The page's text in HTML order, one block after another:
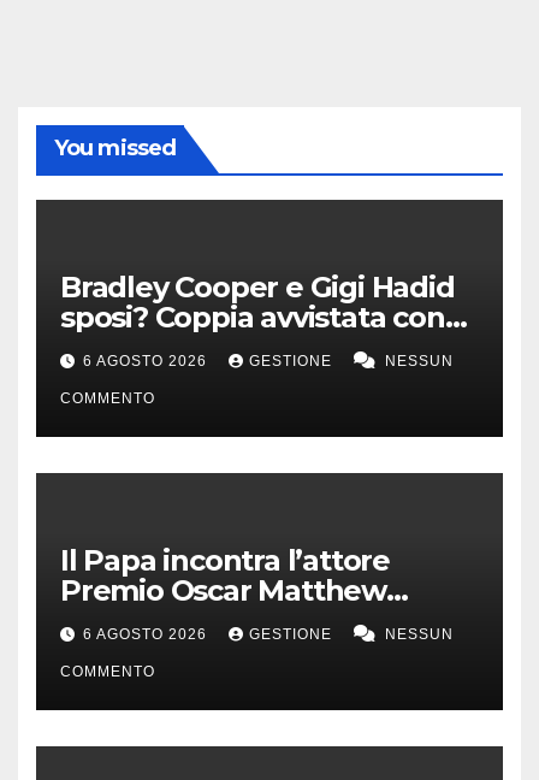
You missed
Bradley Cooper e Gigi Hadid
sposi? Coppia avvistata con
anello all’anulare
6 AGOSTO 2026 GESTIONE NESSUN
COMMENTO
Il Papa incontra l’attore
Premio Oscar Matthew
McConaughey
6 AGOSTO 2026 GESTIONE NESSUN
COMMENTO